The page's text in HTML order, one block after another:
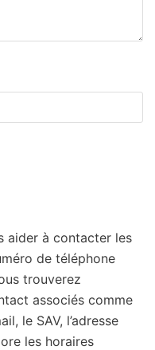
aider à contacter les
de téléphone
trouverez
associés comme
le SAV, l’adresse
les horaires